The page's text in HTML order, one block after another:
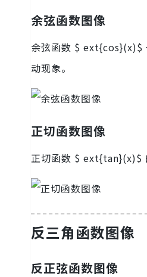
余弦函数图像
余弦函数 $ ext{cos}(x)$
动现象。
正切函数图像
正切函数 $ ext{tan}(x)$
反三角函数图像
反正弦函数图像